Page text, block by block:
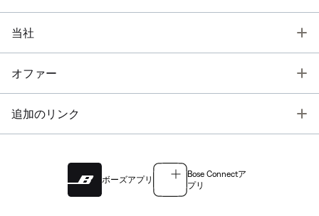
当社
オファー
追加のリンク
ボーズアプリ
Bose Connectア
プリ